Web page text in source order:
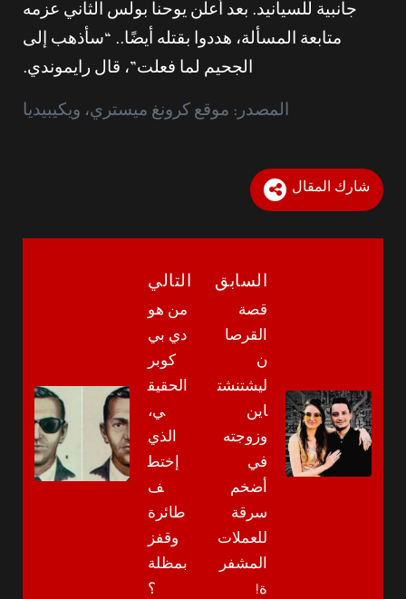
جانبية للسيانيد. بعد أعلن يوحنا بولس الثاني عزمه
متابعة المسألة، هددوا بقتله أيضًا.. “سأذهب إلى
الجحيم لما فعلت”، قال رايموندي.
المصدر: موقع كرونغ ميستري، ويكيبيديا
شارك المقال
السابق
قصة
القرصا
ن
ليشتنشت
اين
وزوجته
في
أضخم
سرقة
للعملات
المشفر
ة!
التالي
من هو
دي بي
كوبر
الحقيق
ي،
الذي
إختط
ف
طائرة
وقفز
بمظلة
؟